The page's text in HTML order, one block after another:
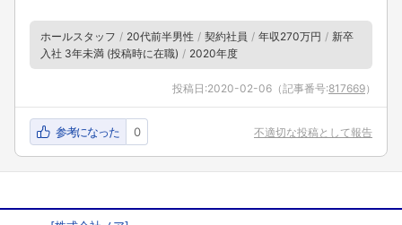
ホールスタッフ 20代前半男性 契約社員 年収270万円
新卒
入社 3年未満 (投稿時に在職)
2020年度
投稿日:2020-02-06 （記事番号:817669）
参考になった 0 不適切な投稿として報告